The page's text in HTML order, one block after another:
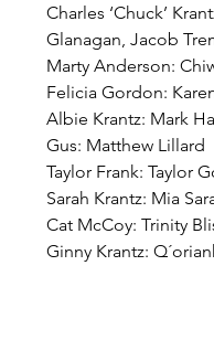
Charles ‘Chuck’
Glanagan, Jacob
Marty Anderson:
Felicia Gordon:
Albie Krantz: Mark
Gus: Matthew Lillard
Taylor Frank: Taylor
Sarah Krantz: Mia
Cat McCoy: Trinity
Ginny Krantz: